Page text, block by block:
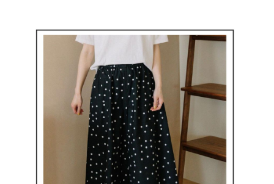
2.基於同意付款使用「大哥付你分期」之契約關係目的，商店將以您的個人
資料（包含姓名、電話或地址）提供予台灣大哥大進項蒐集、處理及利用，
由本公司與您本人進行分期帳單所需資料之確認、核對及更正。
3.完整用戶服務條款，請詳閱以下連結：https://oppay.tw/userRule
※ 交易是否成功請以「AFTEE先享後付 」之結帳頁面顯示為準，若有關於
是否繳費成功／繳費後需取消欲退款等相關疑問，請聯繫「AFTEE先享後付
https://netprotections.freshdesk.com/support/home
１．透過由恩沛科技股份有限公司提供之「AFTEE先享後付」服務完成之交
易，需依本服務之必要範圍內提供個人資料，並將交易相關給付款項請求債
權轉讓予恩沛科技股份有限公司。
２．關於個人資料處理事宜，請瀏覽以下網址：
https://aftee.tw/terms/#terms3
３．未成年的使用者請事先徵得法定代理人或監護人之同意方可使用
「AFTEE先享後付」，若未經同意申辦者引起之損失，本公司不負相關責
４．使用「AFTEE先享後付」時，將依據個別帳號之用戶狀況，依本公司即
付款後萊爾富取貨